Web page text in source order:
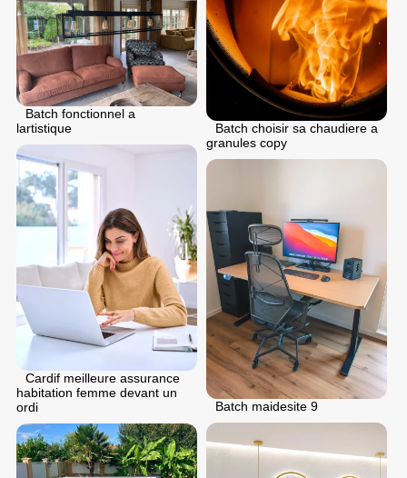
Batch choisir sa chaudiere a
granules copy
Batch fonctionnel a
lartistique
Cardif meilleure assurance
habitation femme devant un
ordi
Batch maidesite 9